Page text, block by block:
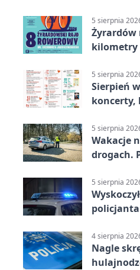
5 sierpnia
Żyrardów
kilometry
5 sierpnia
Sierpień
koncerty,
5 sierpnia
Wakacje
drogach.
5 sierpnia
4 sierpnia
Nagle